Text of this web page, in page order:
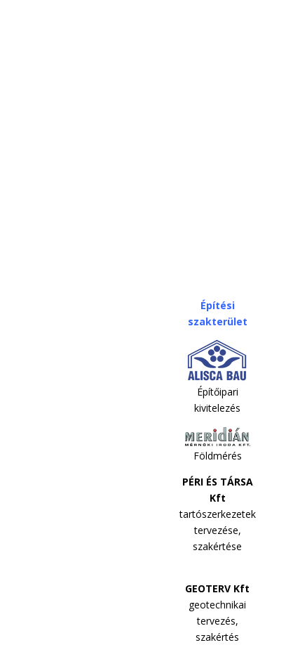
Építési
szakterület
Építőipari
kivitelezés
Földmérés
PÉRI ÉS TÁRSA
Kft
tartószerkezetek
tervezése,
szakértése
GEOTERV Kft
geotechnikai
tervezés,
szakértés